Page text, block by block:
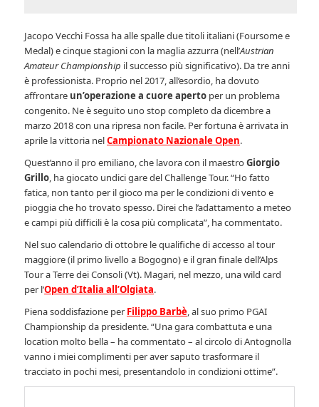
Jacopo Vecchi Fossa ha alle spalle due titoli italiani (Foursome e
Medal) e cinque stagioni con la maglia azzurra (nell’Austrian
Amateur Championship il successo più significativo). Da tre anni
è professionista. Proprio nel 2017, all’esordio, ha dovuto
affrontare un’operazione a cuore aperto per un problema
congenito. Ne è seguito uno stop completo da dicembre a
marzo 2018 con una ripresa non facile. Per fortuna è arrivata in
aprile la vittoria nelCampionato Nazionale Open.
Quest’anno il pro emiliano, che lavora con il maestroGiorgio
Grillo, ha giocato undici gare del Challenge Tour. “Ho fatto
fatica, non tanto per il gioco ma per le condizioni di vento e
pioggia che ho trovato spesso. Direi che l’adattamento a meteo
e campi più difficili è la cosa più complicata”, ha commentato.
Nel suo calendario di ottobre le qualifiche di accesso al tour
maggiore (il primo livello a Bogogno) e il gran finale dell’Alps
Tour a Terre dei Consoli (Vt). Magari, nel mezzo, una wild card
per l’Open d’Italia all’Olgiata.
Piena soddisfazione per Filippo Barbè, al suo primo PGAI
Championship da presidente. “Una gara combattuta e una
location molto bella – ha commentato – al circolo di Antognolla
vanno i miei complimenti per aver saputo trasformare il
tracciato in pochi mesi, presentandolo in condizioni ottime”.